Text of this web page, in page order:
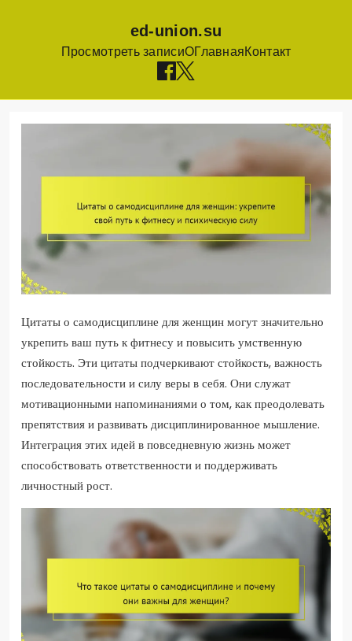
ed-union.su
Просмотреть записиОГлавнаяКонтакт
Цитаты о самодисциплине для женщин могут значительно
укрепить ваш путь к фитнесу и повысить умственную
стойкость. Эти цитаты подчеркивают стойкость, важность
последовательности и силу веры в себя. Они служат
мотивационными напоминаниями о том, как преодолевать
препятствия и развивать дисциплинированное мышление.
Интеграция этих идей в повседневную жизнь может
способствовать ответственности и поддерживать
личностный рост.